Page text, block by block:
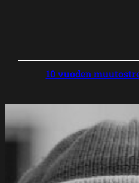
10 vuoden